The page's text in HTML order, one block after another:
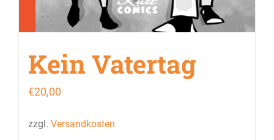
Kein Vatertag
€20,00
zzgl. Versandkosten